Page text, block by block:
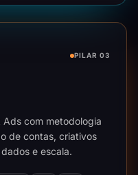
PILAR 03
Ads com metodologia
de contas, criativos
e escala.